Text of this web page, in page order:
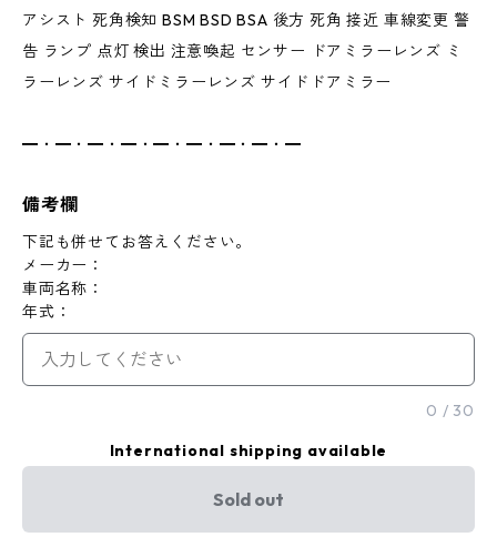
アシスト 死角検知 BSM BSD BSA 後方 死角 接近 車線変更 警
告 ランプ 点灯 検出 注意喚起 センサー ドアミラーレンズ ミ
ラーレンズ サイドミラーレンズ サイドドアミラー
━・━・━・━・━・━・━・━・━
備考欄
下記も併せてお答えください。
メーカー：
車両名称：
年式：
0 / 30
International shipping available
Sold out